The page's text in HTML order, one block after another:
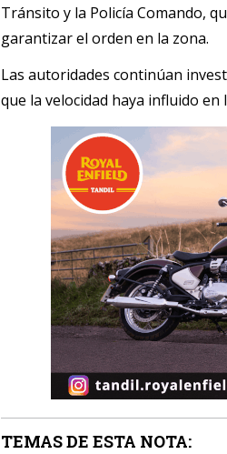
Tránsito y la Policía Comando,
garantizar el orden en la zona.
Las autoridades continúan
que la velocidad haya influido
TEMAS DE ESTA NOTA: